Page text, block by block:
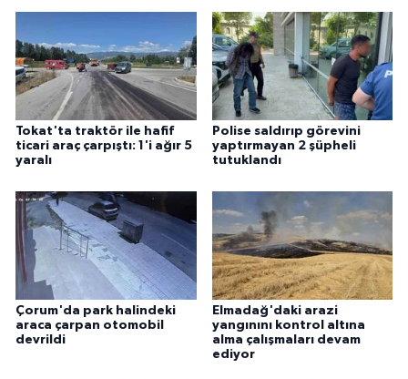
Tokat'ta traktör ile hafif
ticari araç çarpıştı: 1'i ağır 5
yaralı
Polise saldırıp görevini
yaptırmayan 2 şüpheli
tutuklandı
Çorum'da park halindeki
araca çarpan otomobil
devrildi
Elmadağ'daki arazi
yangınını kontrol altına
alma çalışmaları devam
ediyor